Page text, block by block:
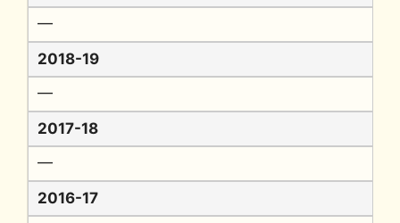
━
2018-19
━
2017-18
━
2016-17